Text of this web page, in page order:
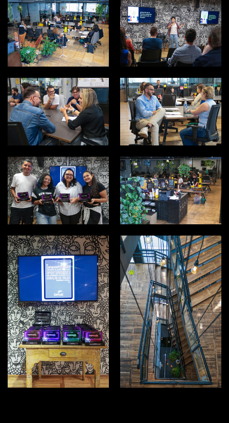
EXPERIENCE DAY
2026
EXPERIENCE DAY
2026
EXPERIENCE DAY
2026
EXPERIENCE DAY
2026
EXPERIENCE DAY
2026
EXPERIENCE DAY
2026
EXPERIENCE DAY
2026
EXPERIENCE DAY
2026